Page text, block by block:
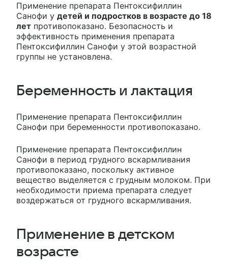
Применение препарата Пентоксифиллин
Санофи у детей и подростков в возрасте до 18
лет противопоказано. Безопасность и
эффективность применения препарата
Пентоксифиллин Санофи у этой возрастной
группы не установлена.
Беременность и лактация
Применение препарата Пентоксифиллин
Санофи при беременности противопоказано.
Применение препарата Пентоксифиллин
Санофи в период грудного вскармливания
противопоказано, поскольку активное
вещество выделяется с грудным молоком. При
необходимости приема препарата следует
воздержаться от грудного вскармливания.
Применение в детском
возрасте